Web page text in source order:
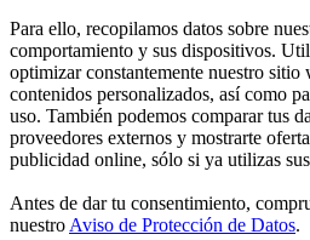
Para ello, recopilamos datos sobre
comportamiento y sus dispositivos.
optimizar constantemente nuestro
contenidos personalizados, así como
uso. También podemos comparar tus
proveedores externos y mostrarte
publicidad online, sólo si ya utilizas
Antes de dar tu consentimiento,
nuestro Aviso de Protección de Datos.